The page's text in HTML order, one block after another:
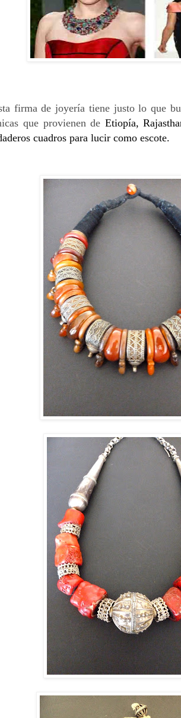
firma de joyería tiene justo lo que
que provienen de Etiopía,
cuadros para lucir como escote.